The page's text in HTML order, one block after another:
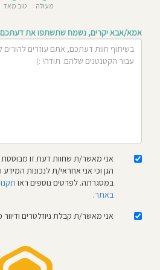
מעולה טוב מאד
אמא/אבא יקרים, נשמח שתשתפו את דעתכם
אני מאשר/ת שחוות דעת זו מבוססת
הגן וכי אני אחראי/ת לנכונות
במסגרתה. לפרטים נוספים ראו
באתר.
אני מאשר/ת קבלת ניוזלטרים